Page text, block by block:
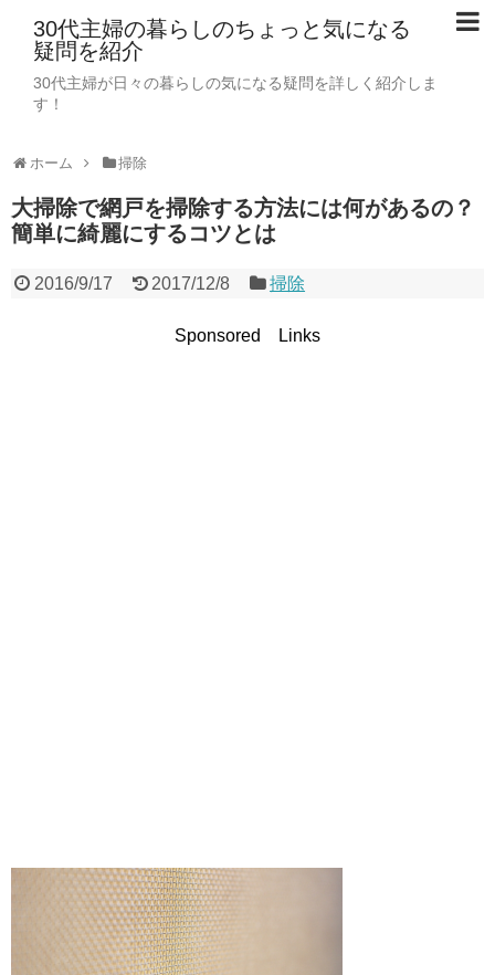
30代主婦の暮らしのちょっと気になる
疑問を紹介
30代主婦が日々の暮らしの気になる疑問を詳しく紹介しま
す！
ホーム 掃除
大掃除で網戸を掃除する方法には何があるの？
簡単に綺麗にするコツとは
2016/9/17 2017/12/8 掃除
Sponsored Links